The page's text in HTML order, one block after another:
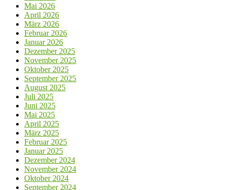
Mai 2026
April 2026
März 2026
Februar 2026
Januar 2026
Dezember 2025
November 2025
Oktober 2025
September 2025
August 2025
Juli 2025
Juni 2025
Mai 2025
April 2025
März 2025
Februar 2025
Januar 2025
Dezember 2024
November 2024
Oktober 2024
September 2024